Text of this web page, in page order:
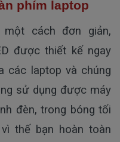
phím laptop
cách đơn giản,
được thiết kế ngay
các laptop và chúng
sử dụng được máy
đèn, trong bóng tối
thế bạn hoàn toàn